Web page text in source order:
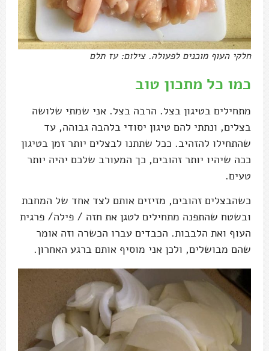
חלקי העוף מוכנים לפעולה. צילום: עז תלם
כמו כל מתכון טוב
מתחילים בטיגון בצל. הרבה בצל. אני שמתי שלושה
בצלים, ונתתי להם טיגון יסודי בלהבה גבוהה, עד
שהתחילו להזהיב. ככל שתתנו לבצלים יותר זמן בטיגון
ככה שיהיו יותר זהובים, כך המעורב שלכם יהיה יותר
טעים.
כשהבצלים זהובים, מזיזים אותם לצד אחד של המחבת
ובשטח שהתפנה מתחילים לטגן את חזה / פילה/ פרגית
העוף ואת הלבבות. הכבדים עברו הכשרה וזה אומר
שהם מבושלים, ולכן אני מוסיף אותם ברגע האחרון.